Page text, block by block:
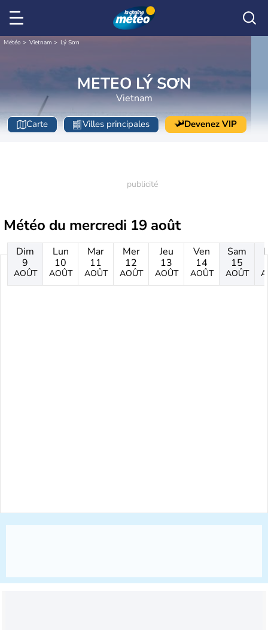
Météo Vietnam Lý Sơn
METEO LÝ SƠN
Vietnam
Carte Villes principales Devenez VIP
Météo du mercredi 19 août
Dim
9
AOÛT
Lun
10
AOÛT
Mar
11
AOÛT
Mer
12
AOÛT
Jeu
13
AOÛT
Ven
14
AOÛT
Sam
15
AOÛT